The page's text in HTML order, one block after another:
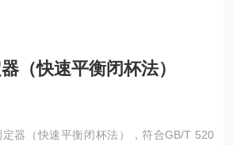
（快速平衡闭杯法）
器（快速平衡闭杯法），符合GB/T 520